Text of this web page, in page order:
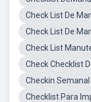
Check List De
Check List De
Check List
Check Checklist
Checkin
Checklist Para